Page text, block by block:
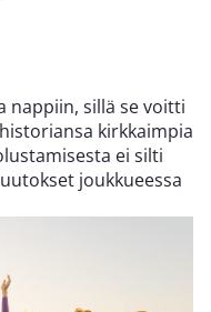
nappiin, sillä se voitti
kirkkaimpia
ei silti
joukkueessa